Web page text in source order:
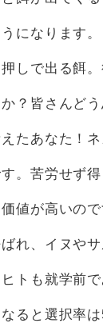
になります
しで出る餌
？皆さんどう
たあなた！ネ
。苦労せず
値が高いの
れ、イヌや
トも就学前
ると選択率